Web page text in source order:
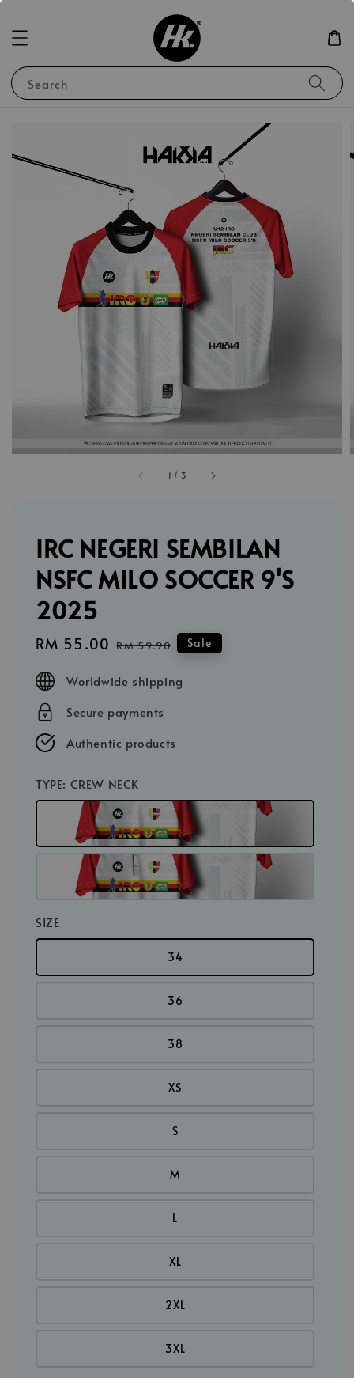
Search
1 / 3
IRC NEGERI SEMBILAN
NSFC MILO SOCCER 9'S
2025
Sale
RM 55.00 Regular
RM 59.90 Sale
Worldwide shipping
Secure payments
Authentic products
TYPE: CREW NECK
SIZE
34
36
38
XS
S
M
L
XL
2XL
3XL